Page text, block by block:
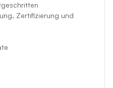
Zertifizierung und